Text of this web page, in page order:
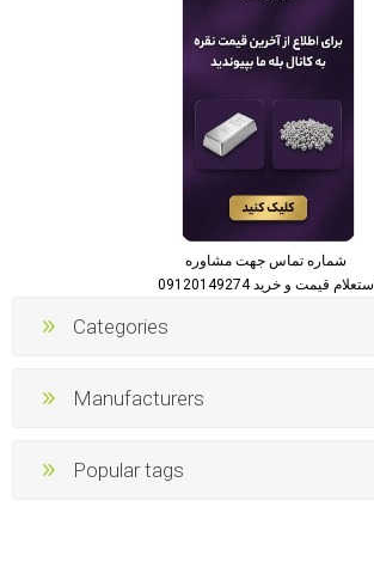
استعلام قیمت و خرید 09120149274
Categories
Manufacturers
Popular tags